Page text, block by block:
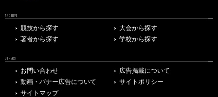
ARCHIVE
競技から探す
大会から探す
著者から探す
学校から探す
OTHERS
お問い合わせ
広告掲載について
動画・バナー広告について
サイトポリシー
サイトマップ